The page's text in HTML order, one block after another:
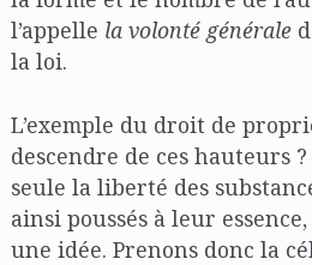
l’appelle la volonté générale
la loi.
L’exemple du droit de
descendre de ces hauteurs
seule la liberté des
ainsi poussés à leur
une idée. Prenons donc la